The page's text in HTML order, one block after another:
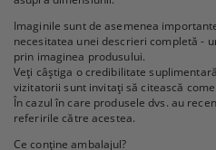
Imaginile sunt de asemenea
necesitatea unei descrieri completă -
prin imaginea produsului.
Veți câștiga o credibilitate
vizitatorii sunt invitați să citească
În cazul în care produsele dvs. au
referirile către acestea.
Ce conține ambalajul?